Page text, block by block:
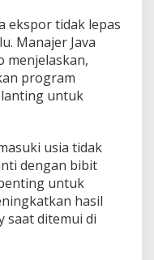
ekspor tidak lepas
Manajer Java
menjelaskan,
program
untuk
usia tidak
dengan bibit
untuk
hasil
saat ditemui di